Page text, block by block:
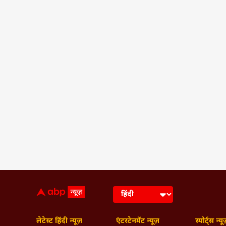
लेटेस्ट हिंदी न्यूज़ एंटरटेनमेंट न्यूज़ स्पोर्ट्स